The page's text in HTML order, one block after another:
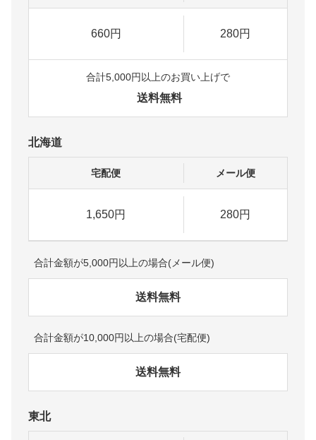
660円 280円
合計5,000円以上のお買い上げで
送料無料
北海道
宅配便 メール便
1,650円 280円
合計金額が5,000円以上の場合(メール便)
送料無料
合計金額が10,000円以上の場合(宅配便)
送料無料
東北